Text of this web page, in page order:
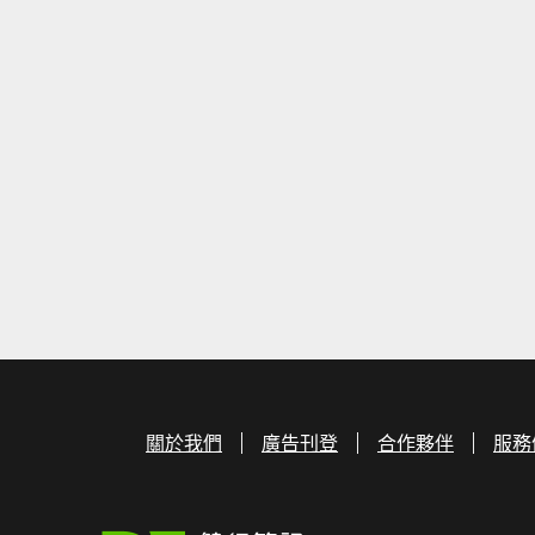
關於我們 廣告刊登 合作夥伴 服